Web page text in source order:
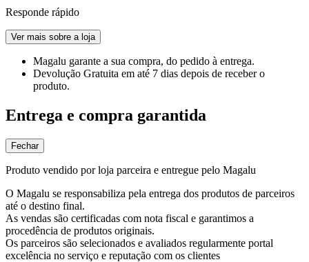
Responde rápido
Ver mais sobre a loja
Magalu garante a sua compra, do pedido à entrega.
Devolução Gratuita em até 7 dias depois de receber o
produto.
Entrega e compra garantida
Fechar
Produto vendido por loja parceira e entregue pelo Magalu
O Magalu se responsabiliza pela entrega dos produtos de parceiros
até o destino final.
As vendas são certificadas com nota fiscal e garantimos a
procedência de produtos originais.
Os parceiros são selecionados e avaliados regularmente portal
excelência no serviço e reputação com os clientes